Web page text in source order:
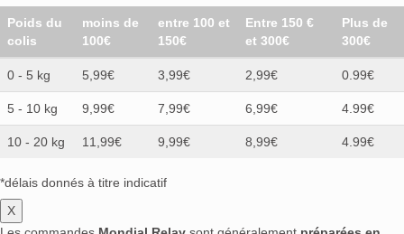
Poids du
colis
moins de
100€
entre 100 et
150€
Entre 150 €
et 300€
Plus de
300€
0 - 5 kg 5,99€ 3,99€ 2,99€ 0.99€
5 - 10 kg 9,99€ 7,99€ 6,99€ 4.99€
10 - 20 kg 11,99€ 9,99€ 8,99€ 4.99€
*délais donnés à titre indicatif
X